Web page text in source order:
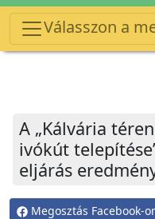
Válasszon a
A „Kálvária
ivókút
eljárás
Megosztás Facebook-